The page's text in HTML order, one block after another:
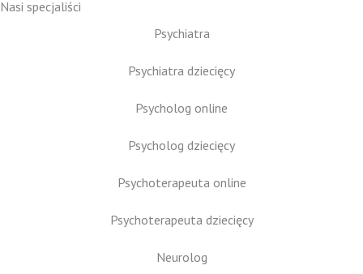
Nasi specjaliści
Psychiatra
Psychiatra dziecięcy
Psycholog online
Psycholog dziecięcy
Psychoterapeuta online
Psychoterapeuta dziecięcy
Neurolog